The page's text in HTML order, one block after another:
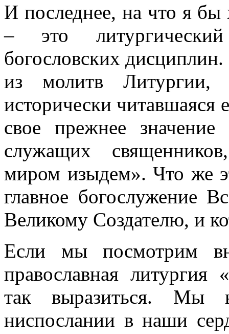
И последнее, на что я бы
– это
богословских
из молитв Литургии,
исторически читавшаяся
свое прежнее
служащих
миром изыдем». Что же
главное богослужение
Великому Создателю, и
Если мы посмотрим
православная
так выразиться. Мы
ниспослании в наши